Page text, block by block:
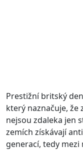
Prestižní britský
který naznačuje,
nejsou zdaleka jen
zemích získávají
generací, tedy mezi